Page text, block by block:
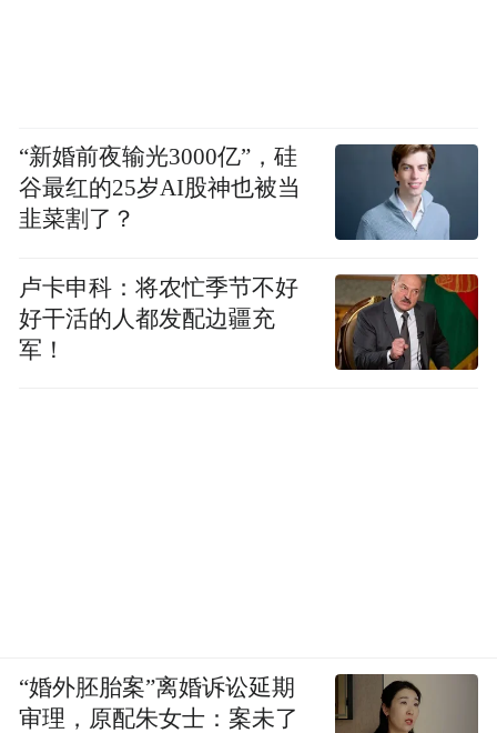
“新婚前夜输光3000亿”，硅
谷最红的25岁AI股神也被当
韭菜割了？
卢卡申科：将农忙季节不好
好干活的人都发配边疆充
军！
“婚外胚胎案”离婚诉讼延期
审理，原配朱女士：案未了